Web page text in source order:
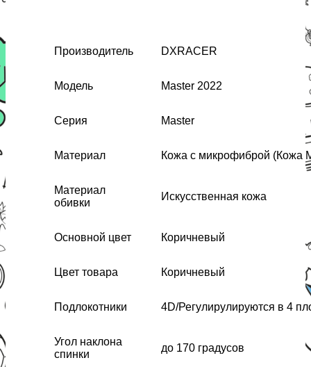
Производитель DXRACER
Модель Master 2022
Серия Master
Материал Кожа с микрофиброй (Кожа
Материал
обивки
Искусственная кожа
Основной цвет Коричневый
Цвет товара Коричневый
Подлокотники 4D/Регулирулируются в 4
Угол наклона
спинки
до 170 градусов